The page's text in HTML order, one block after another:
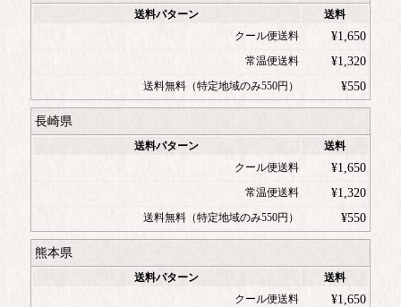
送料パターン
送料
クール便送料
¥1,650
常温便送料 ¥1,320
送料無料（特定地域のみ550円） ¥550
長崎県
送料パターン
送料
クール便送料
¥1,650
常温便送料 ¥1,320
送料無料（特定地域のみ550円） ¥550
熊本県
送料パターン
送料
クール便送料
¥1,650